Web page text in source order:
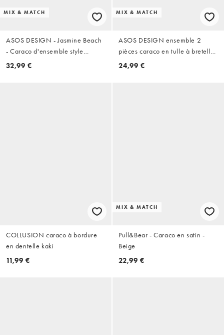
MIX & MATCH
ASOS DESIGN - Jasmine Beach
- Caraco d'ensemble style
tropical à découpes - Noir
32,99 €
MIX & MATCH
ASOS DESIGN ensemble 2
pièces caraco en tulle à bretelles
avec détail perles, col halter et
24,99 €
COLLUSION caraco à bordure
en dentelle kaki
11,99 €
MIX & MATCH
Pull&Bear - Caraco en satin -
Beige
22,99 €